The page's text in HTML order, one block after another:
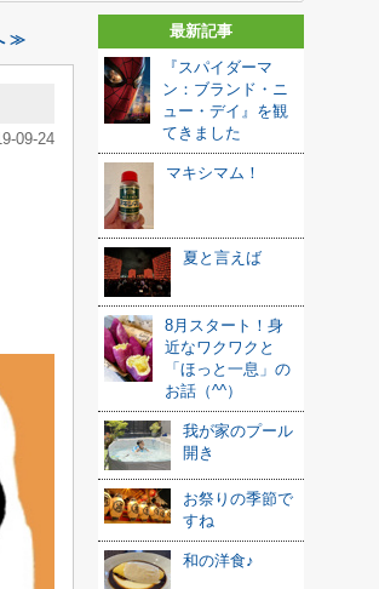
≫
09-24
最新記事
『スパイダーマ
ン：ブランド・ニ
ュー・デイ』を観
てきました️
マキシマム！
夏と言えば
8月スタート！身
近なワクワクと
「ほっと一息」の
お話（^^）
我が家のプール
開き
お祭りの季節で
すね
和の洋食♪